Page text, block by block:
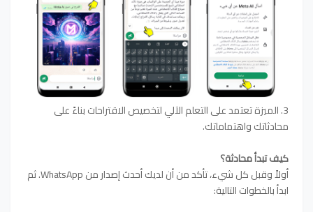
3. الميزة تعتمد على التعلم الآلي لتخصيص الاقتراحات بناءً على
محادثاتك واهتماماتك.
كيف تبدأ محادثة؟
أولاً وقبل كل شيء، تأكد من أن لديك أحدث إصدار من WhatsApp. ثم ​​
ابدأ بالخطوات التالية: